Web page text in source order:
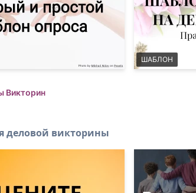
ШАБЛОН
Викторин
деловой викторины